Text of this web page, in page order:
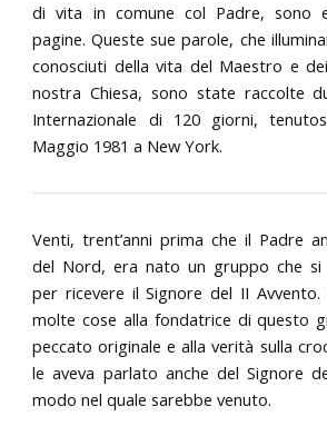
di vita in comune col Padre, sono
pagine. Queste sue parole, che
conosciuti della vita del Maestro e
nostra Chiesa, sono state raccolte
Internazionale di 120 giorni,
Maggio 1981 a New York.
Venti, trent’anni prima che il Padre
del Nord, era nato un gruppo che si
per ricevere il Signore del II
molte cose alla fondatrice di questo
peccato originale e alla verità sulla
le aveva parlato anche del Signore
modo nel quale sarebbe venuto.